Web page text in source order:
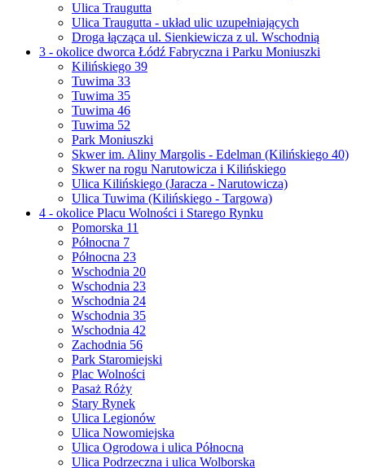
Ulica Traugutta
Ulica Traugutta - układ ulic uzupełniających
Droga łącząca ul. Sienkiewicza z ul. Wschodnią
3 - okolice dworca Łódź Fabryczna i Parku Moniuszki
Kilińskiego 39
Tuwima 33
Tuwima 35
Tuwima 46
Tuwima 52
Park Moniuszki
Skwer im. Aliny Margolis - Edelman (Kilińskiego 40)
Skwer na rogu Narutowicza i Kilińskiego
Ulica Kilińskiego (Jaracza - Narutowicza)
Ulica Tuwima (Kilińskiego - Targowa)
4 - okolice Placu Wolności i Starego Rynku
Pomorska 11
Północna 7
Północna 23
Wschodnia 20
Wschodnia 23
Wschodnia 24
Wschodnia 35
Wschodnia 42
Zachodnia 56
Park Staromiejski
Plac Wolności
Pasaż Róży
Stary Rynek
Ulica Legionów
Ulica Nowomiejska
Ulica Ogrodowa i ulica Północna
Ulica Podrzeczna i ulica Wolborska